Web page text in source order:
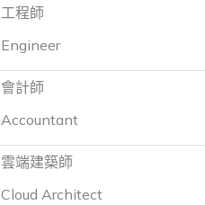
工程師
Engineer
會計師
Accountant
雲端建築師
Cloud Architect